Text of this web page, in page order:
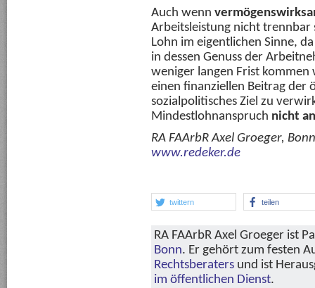
Auch wenn
Arbeitsleistung nicht trennbar
Lohn im eigentlichen Sinne,
in dessen Genuss der
weniger langen Frist
einen finanziellen Beitrag der
sozialpolitisches Ziel zu
Mindestlohnanspruch nicht
RA FAArbR Axel Groeger, Bonn
www.redeker.de
twittern teilen
RA FAArbR Axel Groeger ist
Bonn. Er gehört zum festen
Rechtsberaters und ist
im öffentlichen Dienst.